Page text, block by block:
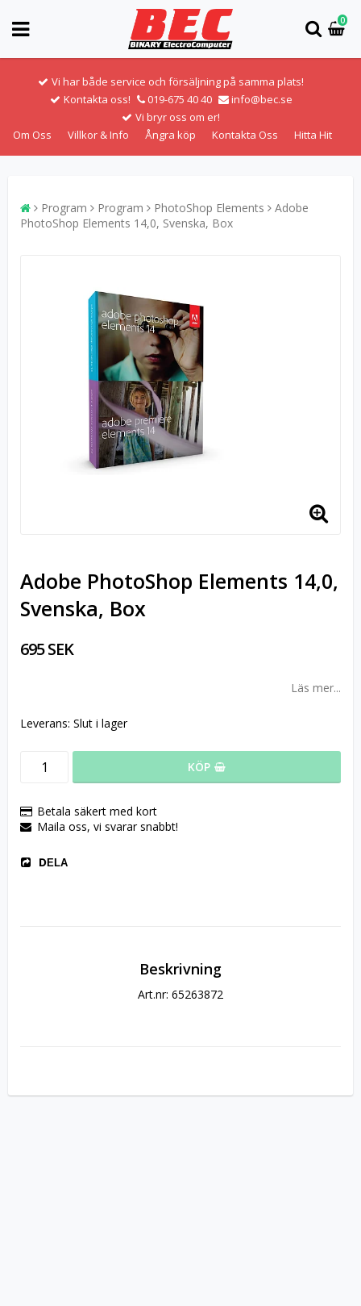
0
Vi har både service och försäljning på samma plats!
Kontakta oss!
019-675 40 40
info@bec.se
Vi bryr oss om er!
Om Oss
Villkor & Info Ångra köp Kontakta Oss Hitta Hit
Program Program PhotoShop Elements
Adobe
PhotoShop Elements 14,0, Svenska, Box
Adobe PhotoShop Elements 14,0,
Svenska, Box
695 SEK
Läs mer...
Leverans: Slut i lager
KÖP
Betala säkert med kort
Maila oss, vi svarar snabbt!
DELA
Beskrivning
Art.nr: 65263872